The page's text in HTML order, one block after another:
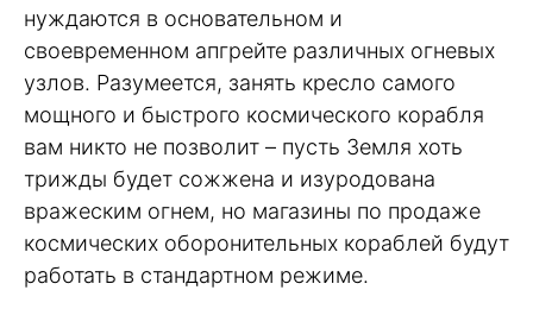
нуждаются в основательном и
своевременном апгрейте различных огневых
узлов. Разумеется, занять кресло самого
мощного и быстрого космического корабля
вам никто не позволит – пусть Земля хоть
трижды будет сожжена и изуродована
вражеским огнем, но магазины по продаже
космических оборонительных кораблей будут
работать в стандартном режиме.